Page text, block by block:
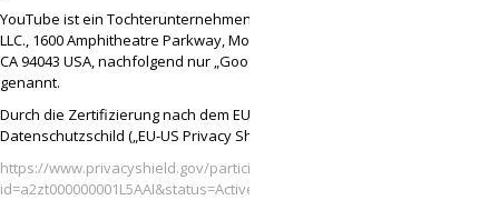
YouTube ist ein Tochterunternehmen der Google
LLC., 1600 Amphitheatre Parkway, Mountain View,
CA 94043 USA, nachfolgend nur „Google“
genannt.
Durch die Zertifizierung nach dem EU-US-
Datenschutzschild („EU-US Privacy Shield“)
https://www.privacyshield.gov/participant?
id=a2zt000000001L5AAI&status=Active